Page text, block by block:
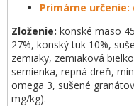
Primárne
Zloženie: konské mäso
27%, konský tuk 10%,
zemiaky, zemiaková
semienka, repná dreň,
omega 3, sušené
mg/kg).